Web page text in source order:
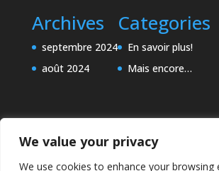
We value your privacy
We use cookies to enhance your browsing
Archives
septembre 2024
août 2024
Categories
En savoir plus!
Mais encore…